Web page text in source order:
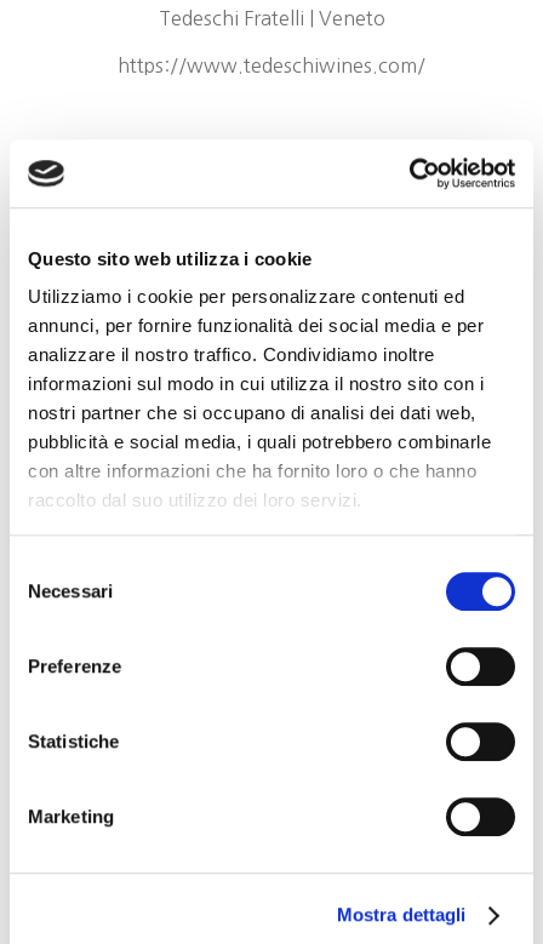
Questo sito web utilizza i cookie
Utilizziamo i cookie per personalizzare contenuti ed
annunci, per fornire funzionalità dei social media e per
analizzare il nostro traffico. Condividiamo inoltre
informazioni sul modo in cui utilizza il nostro sito con i
nostri partner che si occupano di analisi dei dati web,
pubblicità e social media, i quali potrebbero combinarle
con altre informazioni che ha fornito loro o che hanno
raccolto dal suo utilizzo dei loro servizi.
delNecessari
Preferenze
Statistiche
Marketing
Mostra dettagli
Tedeschi Fratelli | Veneto
https://www.tedeschiwines.com/